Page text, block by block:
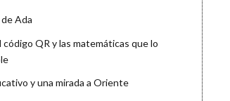
Ada
código QR y las matemáticas que lo
y una mirada a Oriente